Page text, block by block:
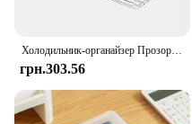
Холодильник-органайзер Прозорий пластиковий органайзер для зберігання їжі Ящик для зберігання холодильника з роздільником Морозильна камера Комора Кухонний органайзер
грн.303.56